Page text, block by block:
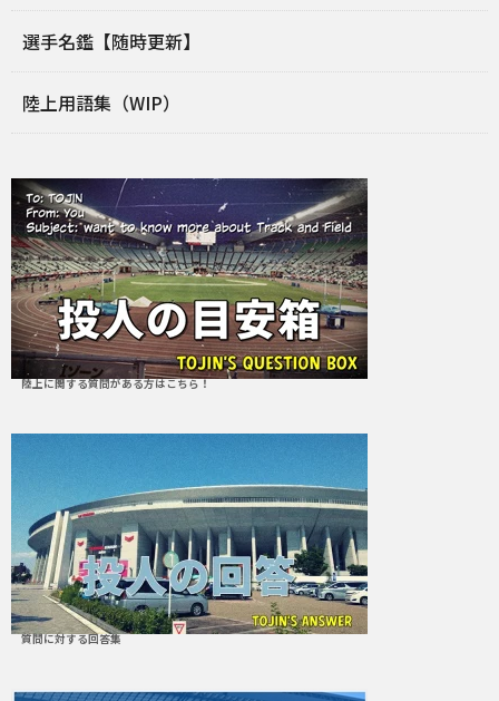
選手名鑑【随時更新】
陸上用語集（WIP）
陸上に関する質問がある方はこちら！
質問に対する回答集